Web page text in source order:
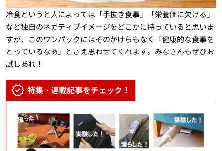
冷食というと人によっては「手抜き食事」「栄養価に欠ける」
など独自のネガティブイメージをどこかに持っていると思いま
すが、このワンパックにはそのかけらもなく「健康的な食事を
とっているなあ」とさえ思わせてくれます。みなさんもぜひお
試しあれ！
特集・連載記事をチェック！